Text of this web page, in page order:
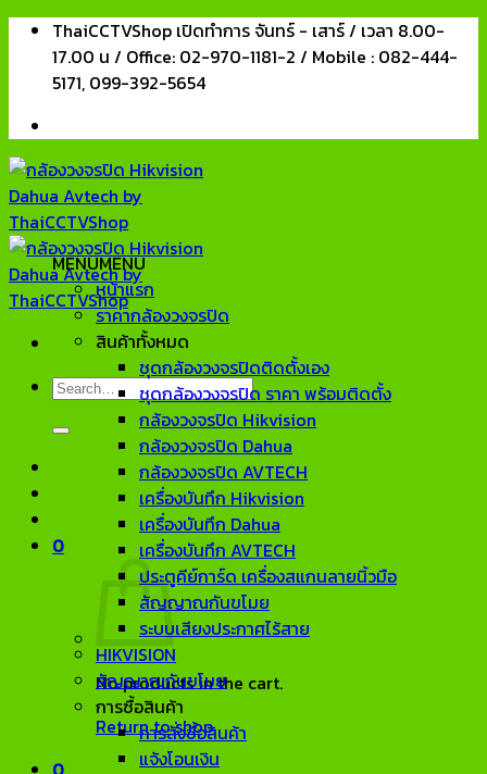
Skip
content
ThaiCCTVShop เปิดทำการ จันทร์ - เสาร์ / เวลา 8.00-
17.00 น / Office: 02-970-1181-2 / Mobile : 082-444-
5171, 099-392-5654
Search
0
No products in the cart.
Return to shop
MENUMENU
หน้าแรก
ราคากล้องวงจรปิด
สินค้าทั้งหมด
ชุดกล้องวงจรปิดติดตั้งเอง
ชุดกล้องวงจรปิด ราคา พร้อมติดตั้ง
กล้องวงจรปิด Hikvision
กล้องวงจรปิด Dahua
กล้องวงจรปิด AVTECH
เครื่องบันทึก Hikvision
เครื่องบันทึก Dahua
เครื่องบันทึก AVTECH
ประตูคีย์การ์ด เครื่องสแกนลายนิ้วมือ
สัญญาณกันขโมย
ระบบเสียงประกาศไร้สาย
HIKVISION
สัญญาณกันขโมย
การซื้อสินค้า
การสั่งซื้อสินค้า
แจ้งโอนเงิน